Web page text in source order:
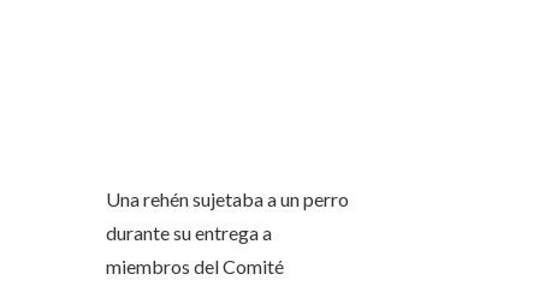
Una rehén sujetaba a un perro
durante su entrega a
miembros del Comité